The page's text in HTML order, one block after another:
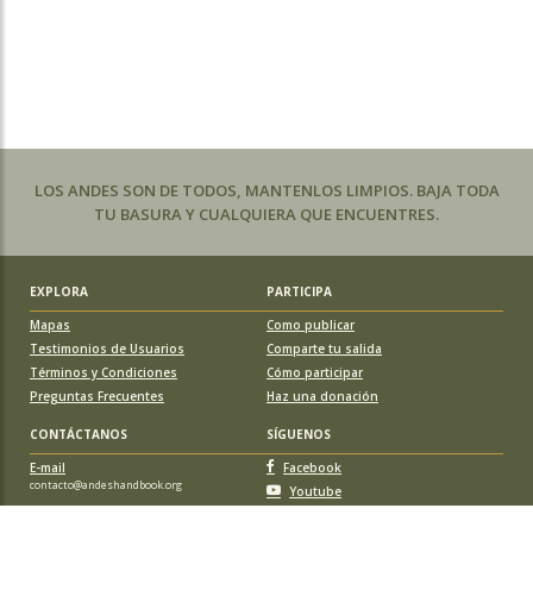
LOS ANDES SON DE TODOS, MANTENLOS LIMPIOS. BAJA TODA
TU BASURA Y CUALQUIERA QUE ENCUENTRES.
EXPLORA
PARTICIPA
Mapas
Testimonios de Usuarios
Términos y Condiciones
Preguntas Frecuentes
Como publicar
Comparte tu salida
Cómo participar
Haz una donación
CONTÁCTANOS
SÍGUENOS
E-mail
contacto@andeshandbook.org
Facebook
Youtube